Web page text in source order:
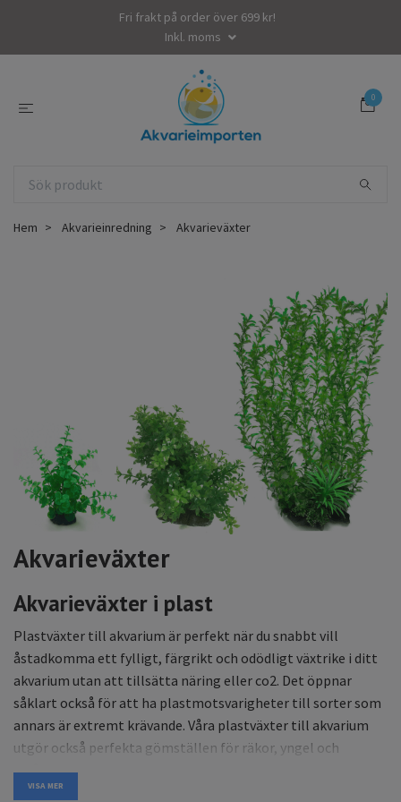
Fri frakt på order över 699 kr!
Inkl. moms
0
Hem Akvarieinredning Akvarieväxter
Akvarieväxter
Akvarieväxter i plast
Plastväxter till akvarium är perfekt när du snabbt vill
åstadkomma ett fylligt, färgrikt och odödligt växtrike i ditt
akvarium utan att tillsätta näring eller co2. Det öppnar
såklart också för att ha plastmotsvarigheter till sorter som
annars är extremt krävande. Våra plastväxter till akvarium
utgör också perfekta gömställen för räkor, yngel och
småfisk och är även effektiva för att hindra ”fri sikt” och dela
av territorier för vissa fiskar. Vi har ett stort utbud av
VISA MER